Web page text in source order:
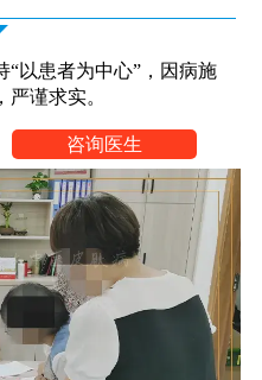
“以患者为中心”，因病施
严谨求实。
咨询医生